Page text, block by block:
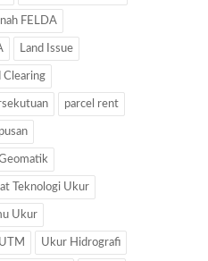
FELDA
Land Issue
Clearing
parcel rent
Teknologi Ukur
Ukur
Ukur Hidrografi